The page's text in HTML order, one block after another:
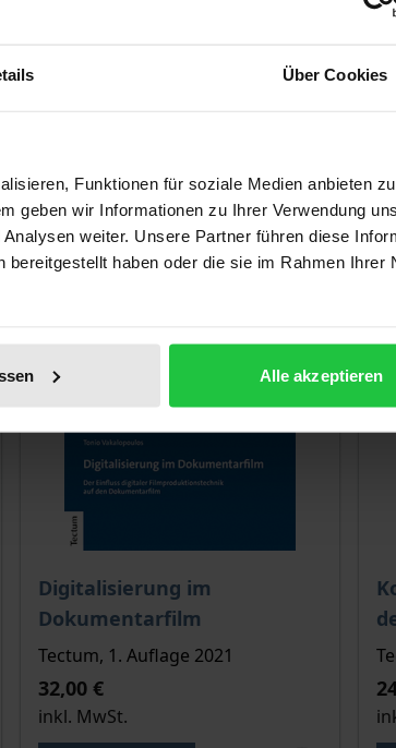
Über Cookies
Funktionen für soziale Medien anbieten
geben wir Informationen zu Ihrer Verwendung
weiter. Unsere Partner führen diese
haben oder die sie im Rahmen Ihrer
Alle akzeptieren
der gewählten Produktoption auf der
Digitalisierung im
Dokumentarfilm
Der Preis dieses Titels richtet sich nach
Tectum, 1. Auflage 2021
32,00 €
inkl. MwSt.